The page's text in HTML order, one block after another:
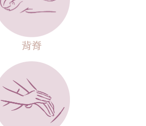
背脊